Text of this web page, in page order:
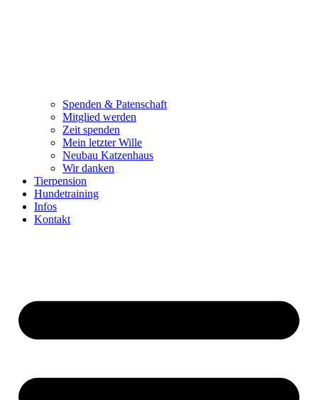
Spenden & Patenschaft
Mitglied werden
Zeit spenden
Mein letzter Wille
Neubau Katzenhaus
Wir danken
Tierpension
Hundetraining
Infos
Kontakt